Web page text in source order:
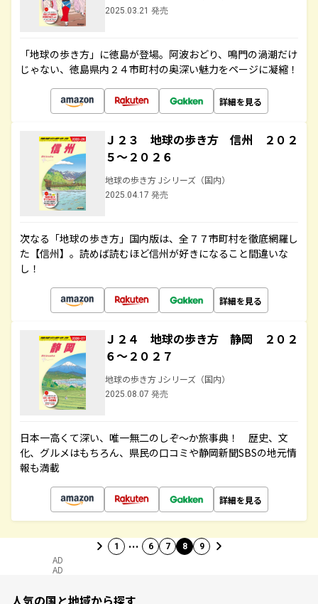
2025.03.21 発売
「地球の歩き方」に徳島が登場。阿波おどり、鳴門の渦潮だけ
じゃない、徳島県内２４市町村の奥深い魅力をページに凝縮！
詳細を見る
Ｊ２３ 地球の歩き方 信州 ２０２
５～２０２６
地球の歩き方 Jシリーズ（国内）
2025.04.17 発売
次なる「地球の歩き方」国内版は、全７７市町村を徹底網羅し
た【信州】。読めば読むほど信州が好きになること間違いな
し！
詳細を見る
Ｊ２４ 地球の歩き方 静岡 ２０２
６～２０２７
地球の歩き方 Jシリーズ（国内）
2025.08.07 発売
日本一高くて深い、唯一無二のしぞ～か旅事典！ 歴史、文
化、グルメはもちろん、県民の口コミや静岡新聞SBSの地元情
報も満載
詳細を見る
1 … 6 7 8 9
AD
AD
人気の国と地域から探す